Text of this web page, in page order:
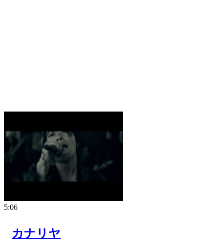
5:06
カナリヤ